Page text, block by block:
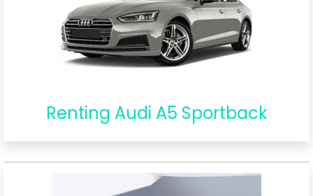
Renting Audi A5 Sportback